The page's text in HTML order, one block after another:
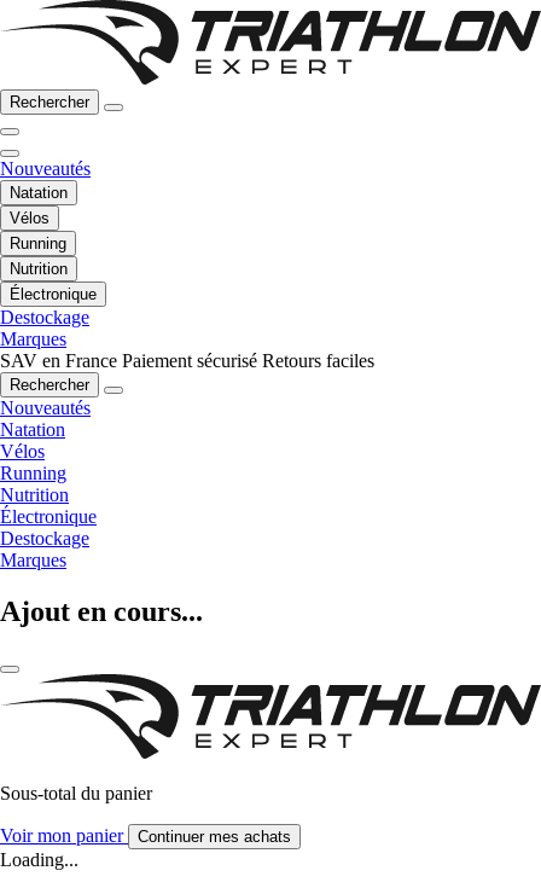
Rechercher
Nouveautés
Natation
Vélos
Running
Nutrition
Électronique
Destockage
Marques
SAV en France Paiement sécurisé Retours faciles
Rechercher
Nouveautés
Natation
Vélos
Running
Nutrition
Électronique
Destockage
Marques
Ajout en cours...
Sous-total du panier
Voir mon panier Continuer mes achats
Loading...